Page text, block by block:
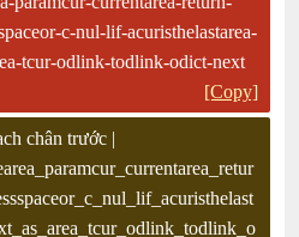
c-nul-lif-acuristhelastarea-
tcur-odlink-todlink-odict-next
[Copy]
chân trước |